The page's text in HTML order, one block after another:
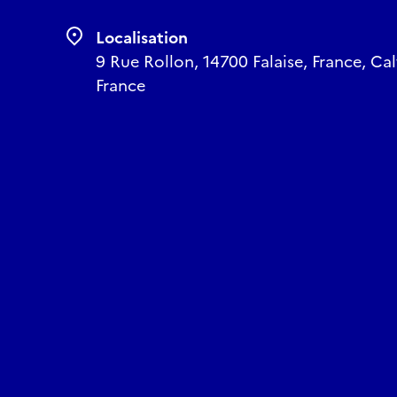
manifestations
Attention :
Localisation
9 Rue Rollon, 14700 Falaise, France,
France